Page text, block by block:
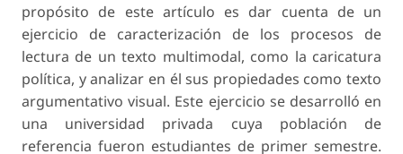
propósito de este artículo es dar cuenta de un
ejercicio de caracterización de los procesos de
lectura de un texto multimodal, como la caricatura
política, y analizar en él sus propiedades como texto
argumentativo visual. Este ejercicio se desarrolló en
una universidad privada cuya población de
referencia fueron estudiantes de primer semestre.